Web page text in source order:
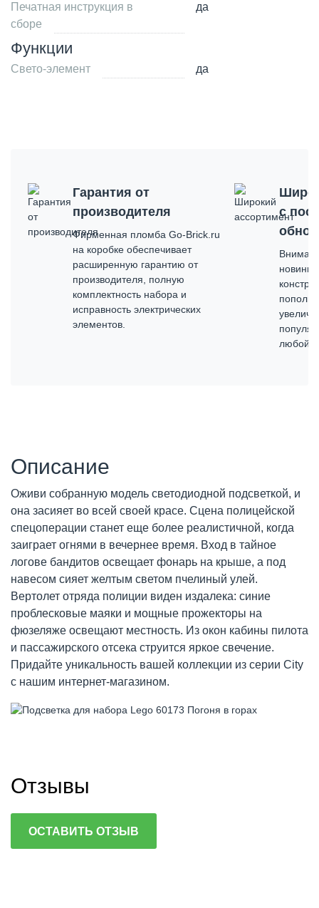
Печатная инструкция в
сборе
да
Функции
Свето-элемент да
Гарантия от
производителя
Фирменная пломба Go-Brick.ru
на коробке обеспечивает
расширенную гарантию от
производителя, полную
комплектность набора и
исправность электрических
элементов.
с
любой
Описание
Оживи собранную модель светодиодной подсветкой, и
она засияет во всей своей красе. Сцена полицейской
спецоперации станет еще более реалистичной, когда
заиграет огнями в вечернее время. Вход в тайное
логове бандитов освещает фонарь на крыше, а под
навесом сияет желтым светом пчелиный улей.
Вертолет отряда полиции виден издалека: синие
проблесковые маяки и мощные прожекторы на
фюзеляже освещают местность. Из окон кабины пилота
и пассажирского отсека струится яркое свечение.
Придайте уникальность вашей коллекции из серии City
с нашим интернет-магазином.
Отзывы
ОСТАВИТЬ ОТЗЫВ